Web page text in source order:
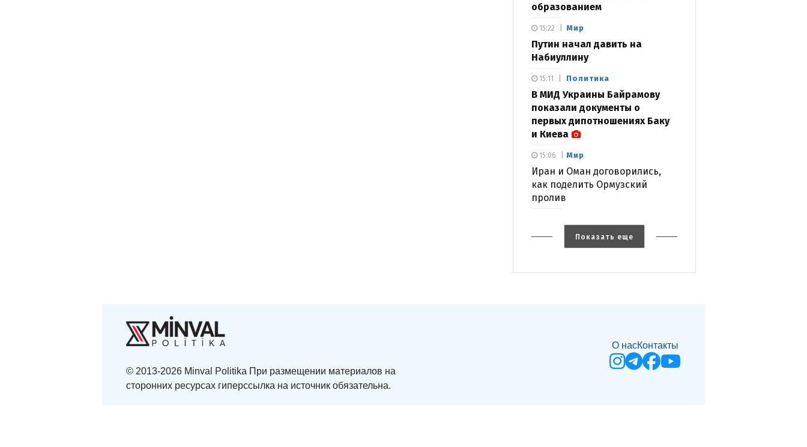
образованием
Мир
Путин начал давить на
Набиуллину
15:22
Политика
В МИД Украины Байрамову
показали документы о
первых дипотношениях Баку
и Киева
15:11
Мир
Иран и Оман договорились,
как поделить Ормузский
пролив
15:06
Показать еще
© 2013-2026 Minval Politika При размещении материалов на
сторонних ресурсах гиперссылка на источник обязательна.
О насКонтакты